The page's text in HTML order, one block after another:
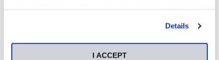
Details
I ACCEPT
Me gustaría acabar trabajando en una redacción de
es la tecnología, videojuegos o nuevos medios.